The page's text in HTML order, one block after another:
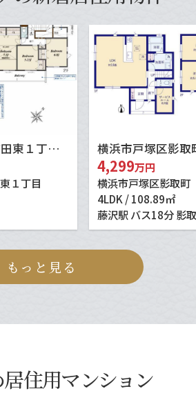
横浜市港北区新吉田東１丁目の新築一戸建
１丁目
4,299万円
横浜市戸塚区影取町
4LDK / 108.89㎡
藤沢駅 バス18分 影
もっと見る
住用マンション